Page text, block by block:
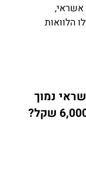
אשראי,
הלוואות
נמוך